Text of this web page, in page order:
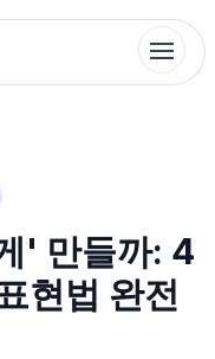
' 만들까: 4
현법 완전